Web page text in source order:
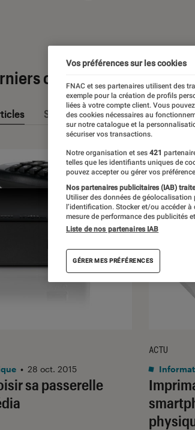
contenus
Sélections et guides Tests
sa passerelle
• 28 oct. 2015
ACTU
Vos préférences sur les cookies
FNAC et ses partenaires utilisent des
exemple pour la création de profils
liées à votre compte client. Vous
des cookies nécessaires au
sur notre catalogue et la
sécuriser vos transactions.
Notre organisation et ses 421
telles que les identifiants uniques de
pouvez accepter ou gérer vos
Nos partenaires publicitaires (IAB)
Utiliser des données de
l’identification. Stocker et/ou accéder
mesure de performance des publicités
Liste de nos partenaires IAB
GÉRER MES PRÉFÉRENCES